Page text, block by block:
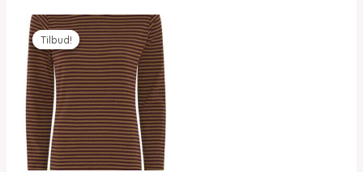
Tilbud!
Tilbud!